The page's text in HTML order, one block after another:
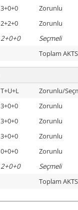
3+0+0 Zorunlu
2+2+0 Zorunlu
2+0+0 Seçmeli
Toplam AKTS
T+U+L Zorunlu/
3+0+0 Zorunlu
3+0+0 Zorunlu
3+0+0 Zorunlu
0+0+0 Zorunlu
2+0+0 Seçmeli
Toplam AKTS